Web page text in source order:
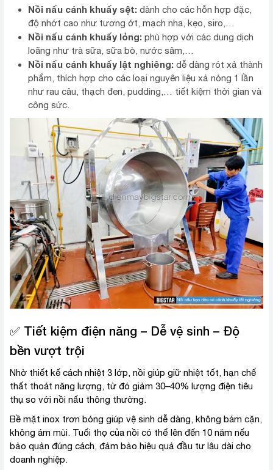
Nồi nấu cánh khuấy sệt: dành cho các hỗn hợp đặc,
độ nhớt cao như tương ớt, mạch nha, kẹo, siro,…
Nồi nấu cánh khuấy lỏng: phù hợp với các dung dịch
loãng như trà sữa, sữa bò, nước sâm,…
Nồi nấu cánh khuấy lật nghiêng: dễ dàng rót xả thành
phẩm, thích hợp cho các loại nguyên liệu xả nóng 1 lần
như rau câu, thạch đen, pudding,… tiết kiệm thời gian và
công sức.
✅ Tiết kiệm điện năng – Dễ vệ sinh – Độ
bền vượt trội
Nhờ thiết kế cách nhiệt 3 lớp, nồi giúp giữ nhiệt tốt, hạn chế
thất thoát năng lượng, từ đó giảm 30–40% lượng điện tiêu
thụ so với nồi nấu thông thường.
Bề mặt inox trơn bóng giúp vệ sinh dễ dàng, không bám cặn,
không ám mùi. Tuổi thọ của nồi có thể lên đến 10 năm nếu
bảo quản đúng cách, đảm bảo hiệu quả đầu tư lâu dài cho
doanh nghiệp.